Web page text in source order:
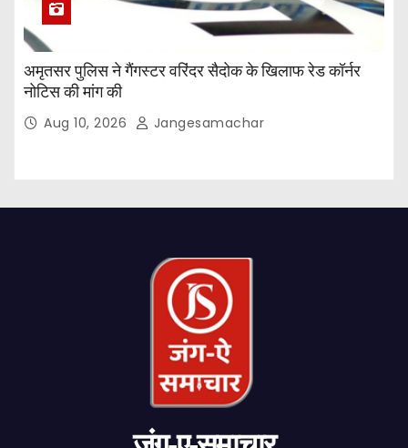
अमृतसर पुलिस ने गैंगस्टर वरिंदर सैदोक के खिलाफ रेड कॉर्नर
नोटिस की मांग की
Aug 10, 2026 Jangesamachar